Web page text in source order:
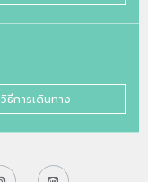
วิธีการเดินทาง